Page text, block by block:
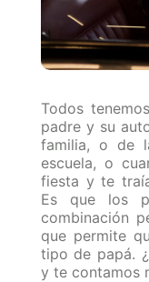
Todos
padre y su
familia, o de
escuela, o
fiesta y te
Es que los
combinación
que permite
tipo de papá.
y te contamos